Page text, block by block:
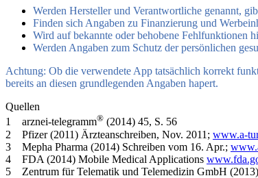
Werden Hersteller und Verantwortliche genannt,
Finden sich Angaben zu Finanzierung und
Wird auf bekannte oder behobene Fehlfunktionen
Werden Angaben zum Schutz der persönlichen
Achtung: Ob die verwendete App tatsächlich korrekt
bereits an diesen grundlegenden Angaben hapert.
Quellen
1 arznei-telegramm® (2014) 45, S. 56
2 Pfizer (2011) Ärzteanschreiben, Nov. 2011; www.a-
3 Mepha Pharma (2014) Schreiben vom 16. Apr.;
4 FDA (2014) Mobile Medical Applications
5 Zentrum für Telematik und Telemedizin GmbH